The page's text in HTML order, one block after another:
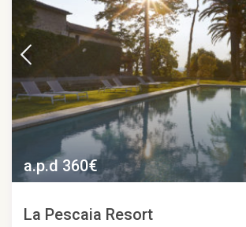
a.p.d 360€
La Pescaia Resort